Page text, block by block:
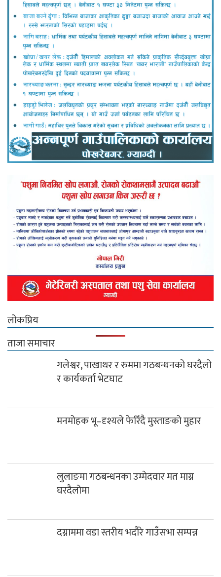
लोकप्रिय
ताजा समाचार
गलेश्वर, पाखाथर र रुममा गठबन्धनको घरदैलो
र कार्यकर्ता भेटघाट
मनमोहक भू–दृश्यले फेरिँदै मुस्ताङको मुहार
लुलाङमा गठबन्धनका उम्मेदवार मत माग्न
घरदैलोमा
दग्नाममा वडा स्तरीय भदौरे गाउँसभा सम्पन्न